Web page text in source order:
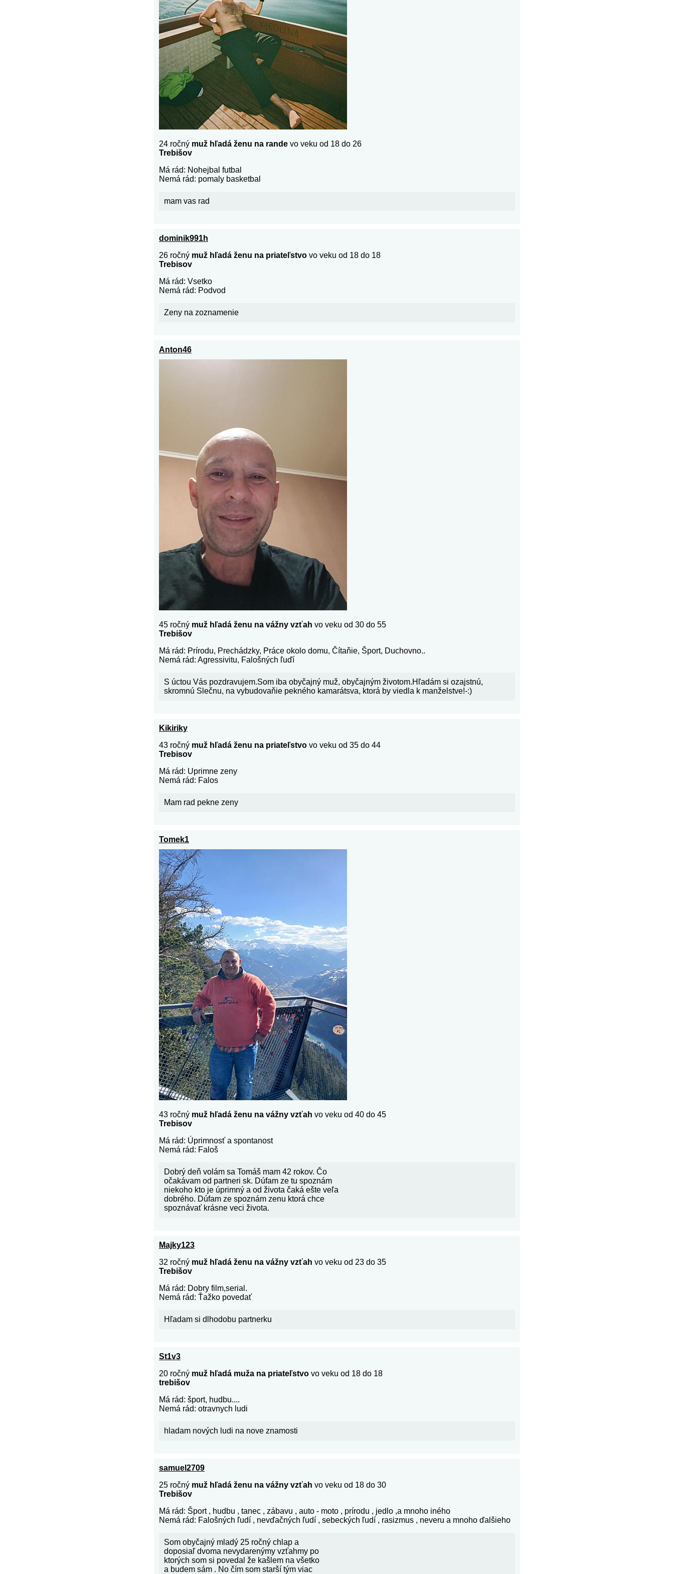
24 ročný muž hľadá ženu na rande vo veku od 18 do 26
Trebišov
Má rád: Nohejbal futbal
Nemá rád: pomaly basketbal
mam vas rad
dominik991h
26 ročný muž hľadá ženu na priateľstvo vo veku od 18 do 18
Trebisov
Má rád: Vsetko
Nemá rád: Podvod
Zeny na zoznamenie
Anton46
45 ročný muž hľadá ženu na vážny vzťah vo veku od 30 do 55
Trebišov
Má rád: Prírodu, Prechádzky, Práce okolo domu, Čítaňie, Šport, Duchovno..
Nemá rád: Agressivitu, Falošných ľuďí
S úctou Vás pozdravujem.Som iba obyčajný muž, obyčajným životom.Hľadám si ozajstnú,
skromnú Slečnu, na vybudovaňie pekného kamarátsva, ktorá by viedla k manželstve!-:)
Kikiriky
43 ročný muž hľadá ženu na priateľstvo vo veku od 35 do 44
Trebisov
Má rád: Uprimne zeny
Nemá rád: Falos
Mam rad pekne zeny
Tomek1
43 ročný muž hľadá ženu na vážny vzťah vo veku od 40 do 45
Trebisov
Má rád: Úprimnosť a spontanost
Nemá rád: Faloš
Dobrý deň volám sa Tomáš mam 42 rokov. Čo
očakávam od partneri sk. Dúfam ze tu spoznám
niekoho kto je úprimný a od života čaká ešte veľa
dobrého. Dúfam ze spoznám zenu ktorá chce
spoznávať krásne veci života.
Majky123
32 ročný muž hľadá ženu na vážny vzťah vo veku od 23 do 35
Trebišov
Má rád: Dobry film,serial.
Nemá rád: Ťažko povedať
Hľadam si dlhodobu partnerku
St1v3
20 ročný muž hľadá muža na priateľstvo vo veku od 18 do 18
trebišov
Má rád: šport, hudbu....
Nemá rád: otravnych ludi
hladam nových ludi na nove znamosti
samuel2709
25 ročný muž hľadá ženu na vážny vzťah vo veku od 18 do 30
Trebišov
Má rád: Šport , hudbu , tanec , zábavu , auto - moto , prírodu , jedlo ,a mnoho iného
Nemá rád: Falošných ľudí , nevďačných ľudí , sebeckých ľudí , rasizmus , neveru a mnoho ďalšieho
Som obyčajný mladý 25 ročný chlap a
doposiaľ dvoma nevydarenýmy vzťahmy po
ktorých som si povedal že kašlem na všetko
a budem sám . No čím som starší tým viac